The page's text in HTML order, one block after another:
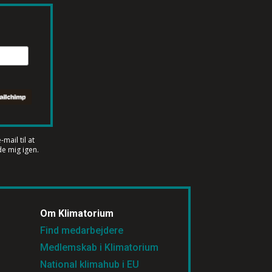
mail til at
mig igen.
Om Klimatorium
Find medarbejdere
Medlemskab i Klimatorium
National klimahub i EU